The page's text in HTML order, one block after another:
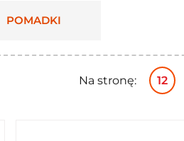
POMADKI
Na stronę: 12